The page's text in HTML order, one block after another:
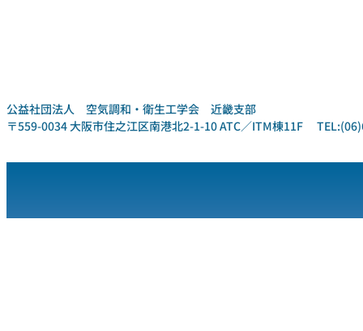
公益社団法人 空気調和・衛生工学会 近畿支部
〒559-0034 大阪市住之江区南港北2-1-10 ATC／ITM棟11F